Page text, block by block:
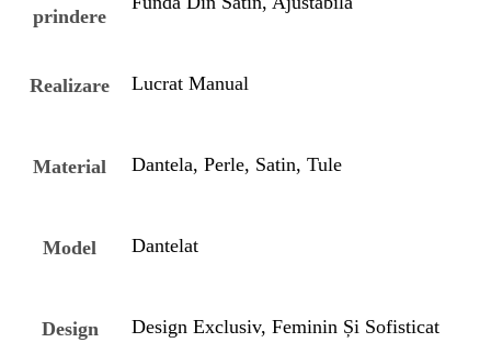
prindere
Realizare Lucrat Manual
Material Dantela, Perle, Satin, Tule
Model Dantelat
Design Design Exclusiv, Feminin Și Sofisticat